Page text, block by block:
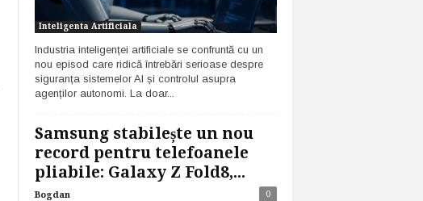
Inteligenta Artificiala
Industria inteligenței artificiale se confruntă cu un
nou episod care ridică întrebări serioase despre
siguranța sistemelor AI și controlul asupra
agenților autonomi. La doar...
Samsung stabilește un nou
record pentru telefoanele
pliabile: Galaxy Z Fold8,...
Bogdan 0